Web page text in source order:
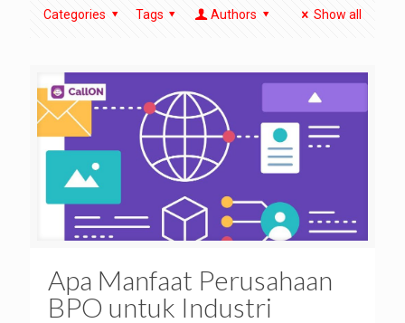
Categories Tags Authors Show all
Apa Manfaat Perusahaan
BPO untuk Industri